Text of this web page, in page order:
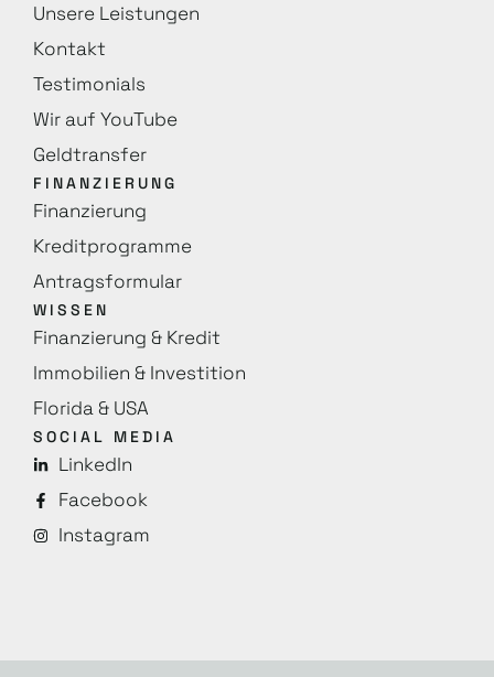
Unsere Leistungen
Kontakt
Testimonials
Wir auf YouTube
Geldtransfer
FINANZIERUNG
Finanzierung
Kreditprogramme
Antragsformular
WISSEN
Finanzierung & Kredit
Immobilien & Investition
Florida & USA
SOCIAL MEDIA
LinkedIn
Facebook
Instagram